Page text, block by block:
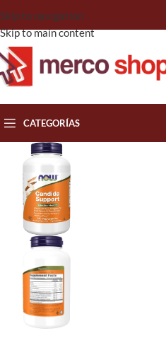
Skip to navigation
Skip to main content
CATEGORÍAS